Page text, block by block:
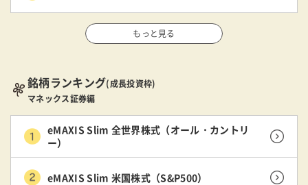
もっと見る
銘柄ランキング(成長投資枠)
マネックス証券編
eMAXIS Slim 全世界株式（オール・カントリ
ー）
eMAXIS Slim 米国株式（S&P500）